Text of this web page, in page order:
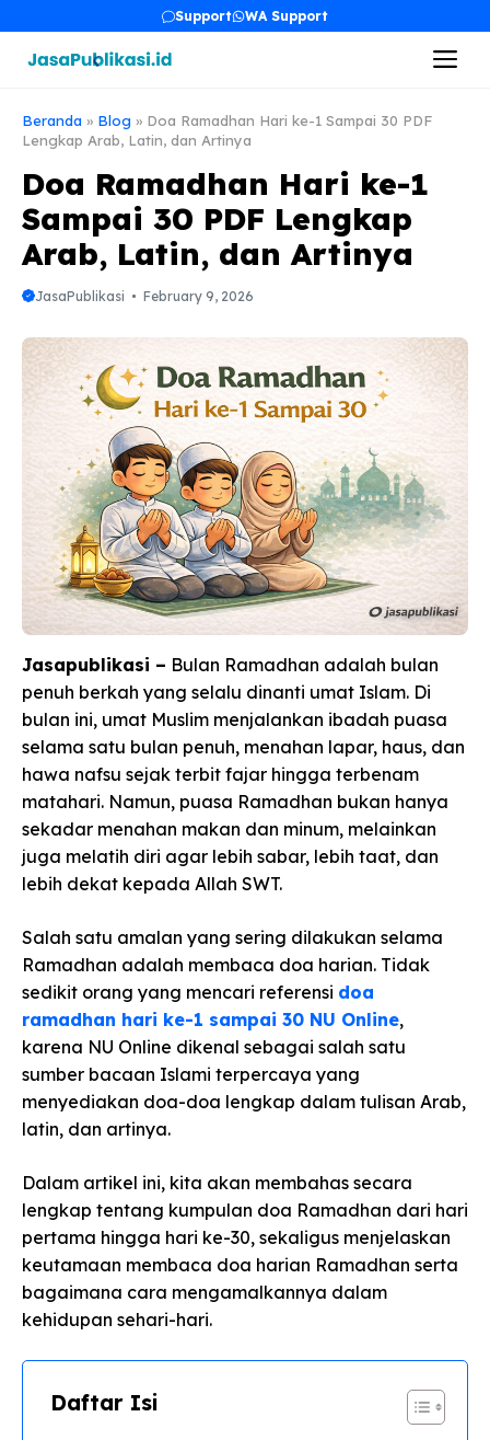
content
Support WA Support
Beranda » Blog » Doa Ramadhan Hari ke-1 Sampai 30 PDF
Lengkap Arab, Latin, dan Artinya
Doa Ramadhan Hari ke-1
Sampai 30 PDF Lengkap
Arab, Latin, dan Artinya
JasaPublikasi February 9, 2026
Jasapublikasi – Bulan Ramadhan adalah bulan
penuh berkah yang selalu dinanti umat Islam. Di
bulan ini, umat Muslim menjalankan ibadah puasa
selama satu bulan penuh, menahan lapar, haus, dan
hawa nafsu sejak terbit fajar hingga terbenam
matahari. Namun, puasa Ramadhan bukan hanya
sekadar menahan makan dan minum, melainkan
juga melatih diri agar lebih sabar, lebih taat, dan
lebih dekat kepada Allah SWT.
Salah satu amalan yang sering dilakukan selama
Ramadhan adalah membaca doa harian. Tidak
sedikit orang yang mencari referensi doa
ramadhan hari ke-1 sampai 30 NU Online,
karena NU Online dikenal sebagai salah satu
sumber bacaan Islami terpercaya yang
menyediakan doa-doa lengkap dalam tulisan Arab,
latin, dan artinya.
Dalam artikel ini, kita akan membahas secara
lengkap tentang kumpulan doa Ramadhan dari hari
pertama hingga hari ke-30, sekaligus menjelaskan
keutamaan membaca doa harian Ramadhan serta
bagaimana cara mengamalkannya dalam
kehidupan sehari-hari.
Daftar Isi